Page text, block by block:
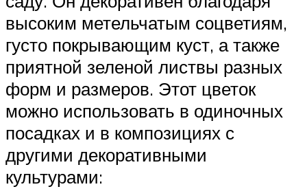
высоким метельчатым соцветиям,
густо покрывающим куст, а также
приятной зеленой листвы разных
форм и размеров. Этот цветок
можно использовать в одиночных
посадках и в композициях с
другими декоративными
культурами: